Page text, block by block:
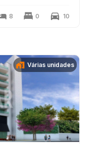
8 0 10
Várias unidades